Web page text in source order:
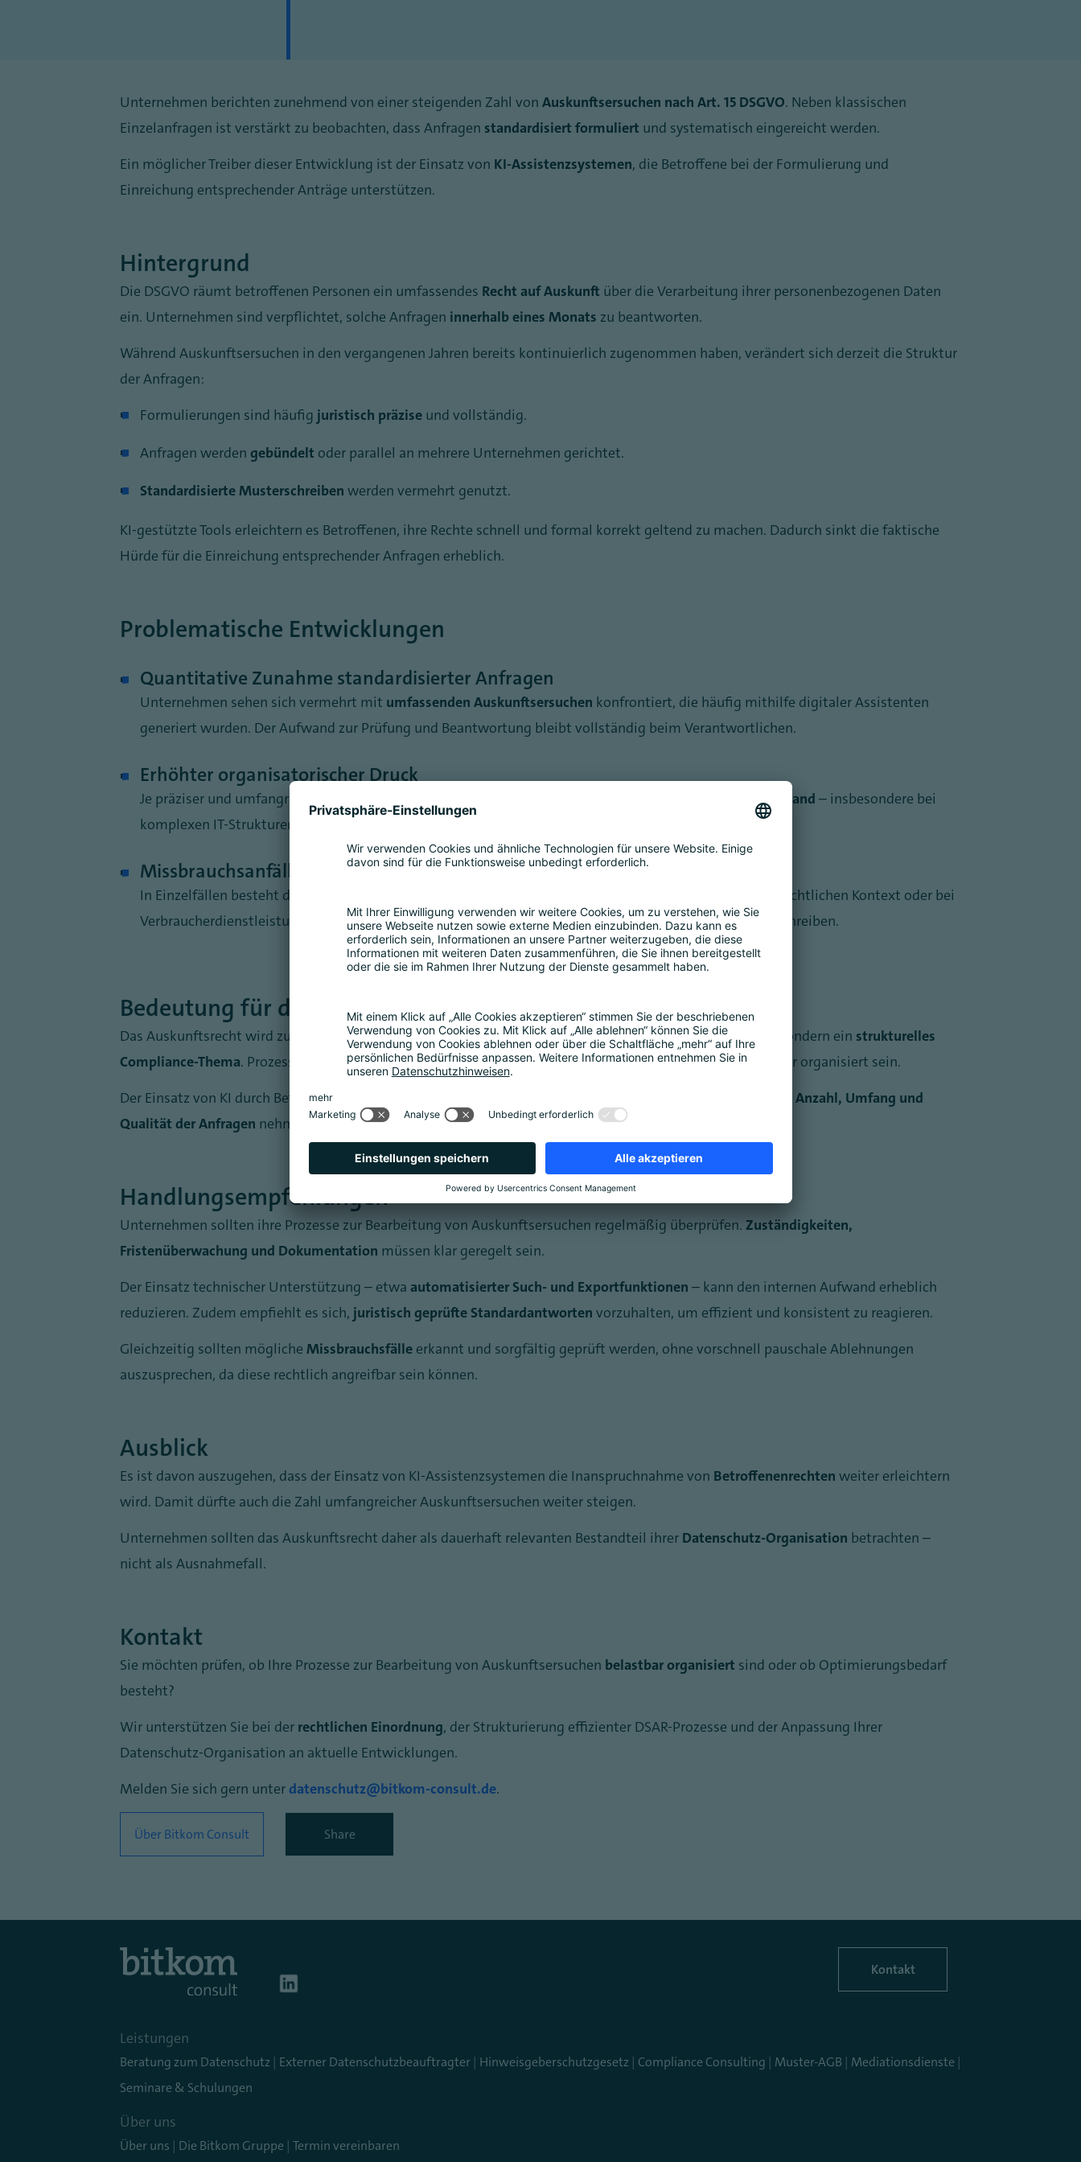
Unternehmen berichten zunehmend von einer steigenden Zahl von Auskunftsersuchen nach Art. 15 DSGVO. Neben klassischen
Einzelanfragen ist verstärkt zu beobachten, dass Anfragen standardisiert formuliert und systematisch eingereicht werden.
Ein möglicher Treiber dieser Entwicklung ist der Einsatz von KI-Assistenzsystemen, die Betroffene bei der Formulierung und
Einreichung entsprechender Anträge unterstützen.
Hintergrund
Die DSGVO räumt betroffenen Personen ein umfassendes Recht auf Auskunft über die Verarbeitung ihrer personenbezogenen Daten
ein. Unternehmen sind verpflichtet, solche Anfragen innerhalb eines Monats zu beantworten.
Während Auskunftsersuchen in den vergangenen Jahren bereits kontinuierlich zugenommen haben, verändert sich derzeit die Struktur
der Anfragen:
Formulierungen sind häufig juristisch präzise und vollständig.
Anfragen werden gebündelt oder parallel an mehrere Unternehmen gerichtet.
Standardisierte Musterschreiben werden vermehrt genutzt.
KI-gestützte Tools erleichtern es Betroffenen, ihre Rechte schnell und formal korrekt geltend zu machen. Dadurch sinkt die faktische
Hürde für die Einreichung entsprechender Anfragen erheblich.
Problematische Entwicklungen
Quantitative Zunahme standardisierter Anfragen
Unternehmen sehen sich vermehrt mit umfassenden Auskunftsersuchen konfrontiert, die häufig mithilfe digitaler Assistenten
generiert wurden. Der Aufwand zur Prüfung und Beantwortung bleibt vollständig beim Verantwortlichen.
Erhöhter organisatorischer Druck
Je präziser und umfangreicher Anfragen formuliert sind, desto höher ist regelmäßig der interne Prüfaufwand – insbesondere bei
komplexen IT-Strukturen oder dezentraler Datenhaltung.
Missbrauchsanfälligkeit
In Einzelfällen besteht die Gefahr
, etwa im arbeitsrechtlichen Kontext oder bei
Verbraucherdienstleistungen. Auch hier erleichtert KI die standardisierte Generierung entsprechender Schreiben.
Bedeutung für die Praxis
Das Auskunftsrecht wird zunehmend aktiv genutzt. Für Unternehmen ist es damit kein Randthema mehr, sondern ein strukturelles
Compliance-Thema. Prozesse zur Identitätsprüfung, Datenermittlung und Fristenkontrolle müssen belastbar organisiert sein.
Der Einsatz von KI durch Betroffene verändert dabei nicht die Rechtslage, wohl aber die praktische Dynamik: Anzahl, Umfang und
Qualität der Anfragen nehmen spürbar zu.
Handlungsempfehlungen
Unternehmen sollten ihre Prozesse zur Bearbeitung von Auskunftsersuchen regelmäßig überprüfen. Zuständigkeiten,
Fristenüberwachung und Dokumentation müssen klar geregelt sein.
Der Einsatz technischer Unterstützung – etwa automatisierter Such- und Exportfunktionen – kann den internen Aufwand erheblich
reduzieren. Zudem empfiehlt es sich, juristisch geprüfte Standardantworten vorzuhalten, um effizient und konsistent zu reagieren.
Gleichzeitig sollten mögliche Missbrauchsfälle erkannt und sorgfältig geprüft werden, ohne vorschnell pauschale Ablehnungen
auszusprechen, da diese rechtlich angreifbar sein können.
Ausblick
Es ist davon auszugehen, dass der Einsatz von KI-Assistenzsystemen die Inanspruchnahme von Betroffenenrechten weiter erleichtern
wird. Damit dürfte auch die Zahl umfangreicher Auskunftsersuchen weiter steigen.
Unternehmen sollten das Auskunftsrecht daher als dauerhaft relevanten Bestandteil ihrer Datenschutz-Organisation betrachten –
nicht als Ausnahmefall.
Kontakt
Sie möchten prüfen, ob Ihre Prozesse zur Bearbeitung von Auskunftsersuchen belastbar organisiert sind oder ob Optimierungsbedarf
besteht?
Wir unterstützen Sie bei der rechtlichen Einordnung, der Strukturierung effizienter DSAR-Prozesse und der Anpassung Ihrer
Datenschutz-Organisation an aktuelle Entwicklungen.
Melden Sie sich gern unter datenschutz@bitkom-consult.de.
Über Bitkom Consult Share
Kontakt
Leistungen
Beratung zum Datenschutz | Externer Datenschutzbeauftragter | Hinweisgeberschutzgesetz | Compliance Consulting | Muster-AGB | Mediationsdienste |
Seminare & Schulungen
Über uns
Über uns | Die Bitkom Gruppe | Termin vereinbaren